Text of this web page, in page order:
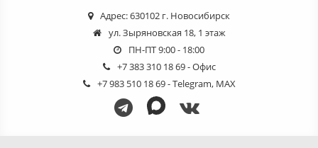
Адрес: 630102 г. Новосибирск
ул. Зыряновская 18, 1 этаж
ПН-ПТ 9:00 - 18:00
+7 383 310 18 69- Офис
+7 983 510 18 69- Telegram, MAX